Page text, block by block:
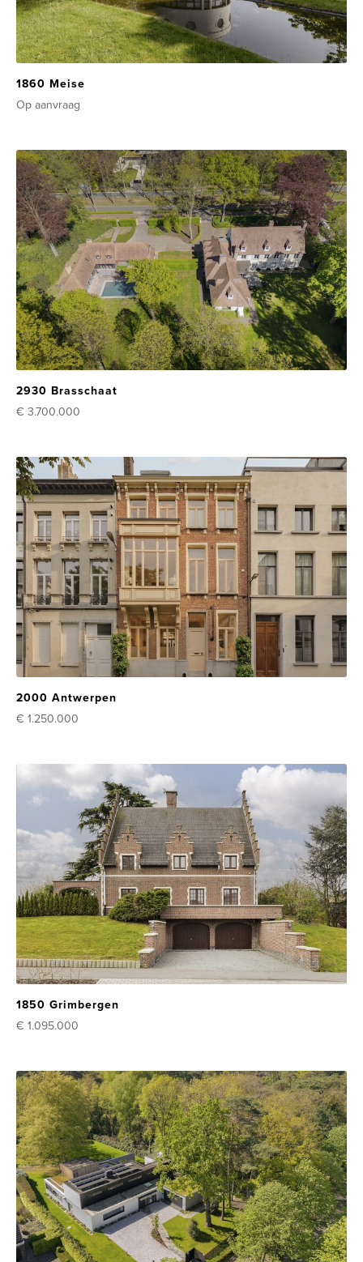
1860 Meise
Op aanvraag
2930 Brasschaat
€ 3.700.000
2000 Antwerpen
€ 1.250.000
1850 Grimbergen
€ 1.095.000